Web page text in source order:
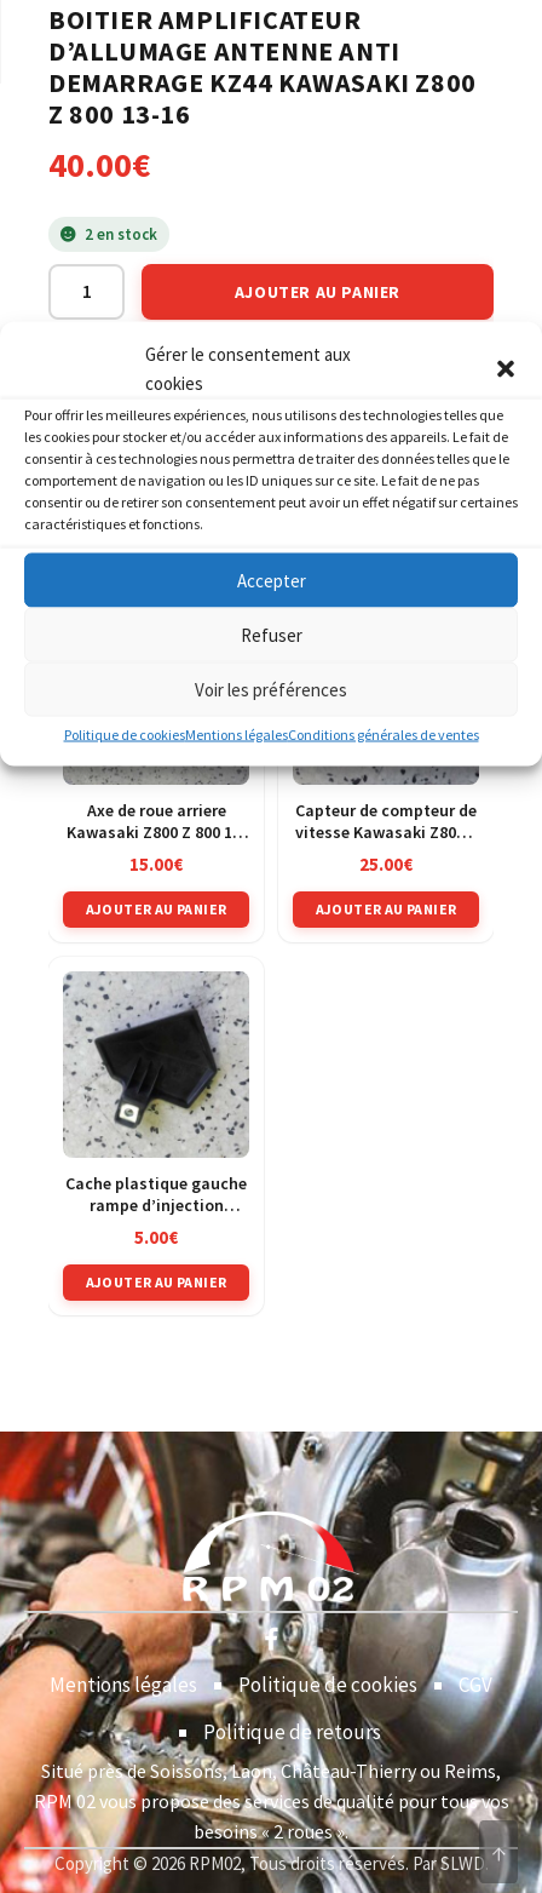
Gérer le consentement aux
cookies
Pour offrir les meilleures expériences, nous utilisons des technologies telles que
les cookies pour stocker et/ou accéder aux informations des appareils. Le fait de
consentir à ces technologies nous permettra de traiter des données telles que le
comportement de navigation ou les ID uniques sur ce site. Le fait de ne pas
consentir ou de retirer son consentement peut avoir un effet négatif sur certaines
caractéristiques et fonctions.
Accepter
Refuser
Voir les préférences
Politique de cookiesMentions légalesConditions générales de ventes
BOITIER AMPLIFICATEUR
D’ALLUMAGE ANTENNE ANTI
DEMARRAGE KZ44 KAWASAKI Z800
Z 800 13-16
40.00€
2 en stock
AJOUTER AU PANIER
KAWASAKI Z 800
PRODUITS SIMILAIRES
Axe de roue arriere
Kawasaki Z800 Z 800 13-
16
15.00€
AJOUTER AU PANIER
Capteur de compteur de
vitesse Kawasaki Z800 Z
800 13-16
25.00€
AJOUTER AU PANIER
Cache plastique gauche
rampe d’injection
Kawasaki Z800 Z 800 13-
16
5.00€
AJOUTER AU PANIER
Mentions légales Politique de cookies
CGV
Politique de retours
Situé près de Soissons, Laon, Château-Thierry ou Reims,
RPM 02 vous propose des services de qualité pour tous vos
besoins « 2 roues ».
Copyright © 2026 RPM02, Tous droits réservés. Par SLWD.↑